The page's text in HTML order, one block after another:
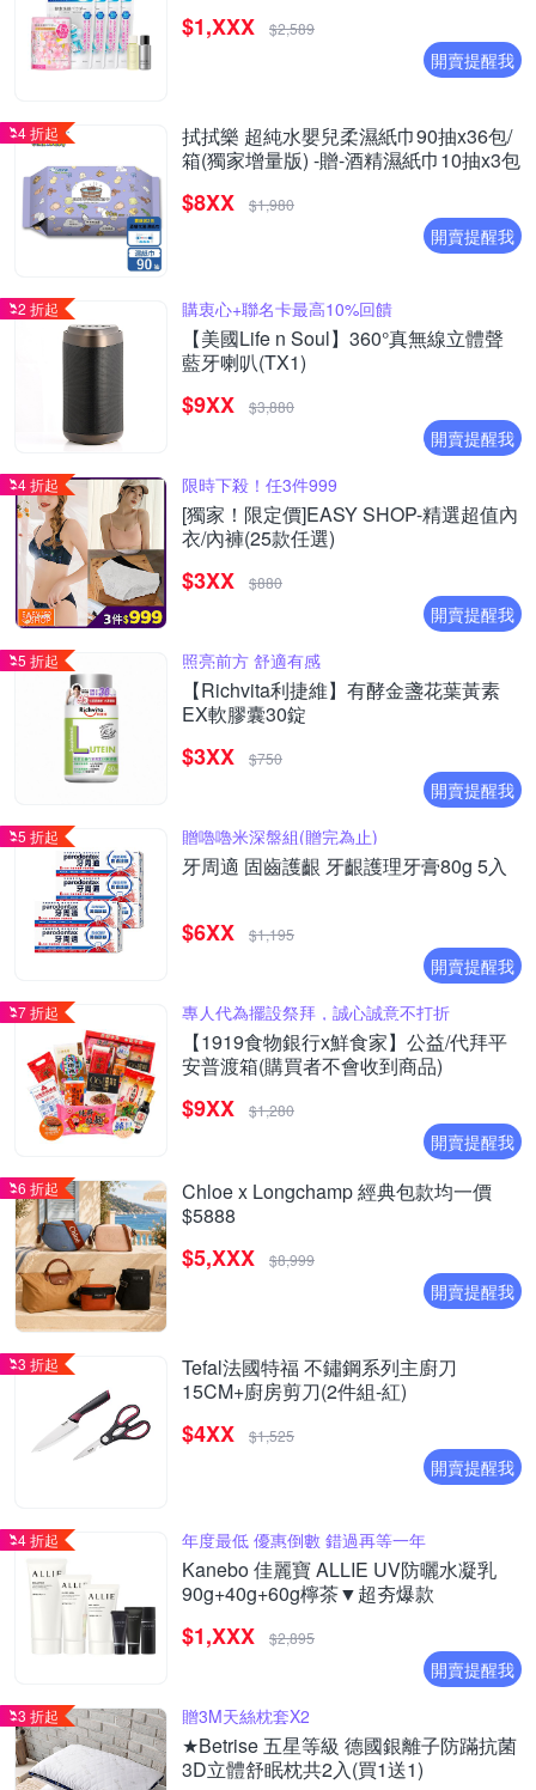
$1,XXX $2,589
開賣提醒我
4 折起
拭拭樂 超純水嬰兒柔濕紙巾90抽x36包/
箱(獨家增量版) -贈-酒精濕紙巾10抽x3包
$8XX $1,980
開賣提醒我
2 折起 購衷心+聯名卡最高10%回饋
【美國Life n Soul】360°真無線立體聲
藍牙喇叭(TX1)
$9XX $3,880
開賣提醒我
4 折起 限時下殺！任3件999
[獨家！限定價]EASY SHOP-精選超值內
衣/內褲(25款任選)
$3XX $880
開賣提醒我
5 折起 照亮前方 舒適有感
【Richvita利捷維】有酵金盞花葉黃素
EX軟膠囊30錠
$3XX $750
開賣提醒我
5 折起 贈嚕嚕米深盤組(贈完為止)
牙周適 固齒護齦 牙齦護理牙膏80g 5入
$6XX $1,195
開賣提醒我
7 折起 專人代為擺設祭拜，誠心誠意不打折
【1919食物銀行x鮮食家】公益/代拜平
安普渡箱(購買者不會收到商品)
$9XX $1,280
開賣提醒我
6 折起
Chloe x Longchamp 經典包款均一價
$5888
$5,XXX $8,999
開賣提醒我
3 折起
Tefal法國特福 不鏽鋼系列主廚刀
15CM+廚房剪刀(2件組-紅)
$4XX $1,525
開賣提醒我
4 折起 年度最低 優惠倒數 錯過再等一年
Kanebo 佳麗寶 ALLIE UV防曬水凝乳
90g+40g+60g檸茶▼超夯爆款
$1,XXX $2,895
開賣提醒我
3 折起 贈3M天絲枕套X2
★Betrise 五星等級 德國銀離子防蹣抗菌
3D立體舒眠枕共2入(買1送1)